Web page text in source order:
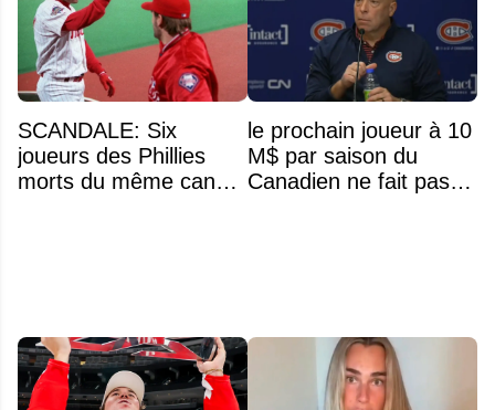
SCANDALE: Six
joueurs des Phillies
morts du même cancer
le prochain joueur à 10
M$ par saison du
Canadien ne fait pas